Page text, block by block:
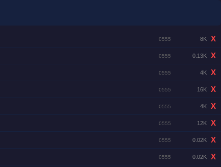
0555 8K
X
0555 0.13K
X
0555 4K
X
0555 16K
X
0555 4K
X
0555 12K
X
0555 0.02K
X
0555 0.02K
X